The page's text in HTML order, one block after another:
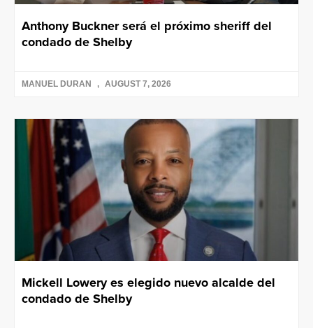
Anthony Buckner será el próximo sheriff del
condado de Shelby
MANUEL DURAN AUGUST 7, 2026
Mickell Lowery es elegido nuevo alcalde del
condado de Shelby